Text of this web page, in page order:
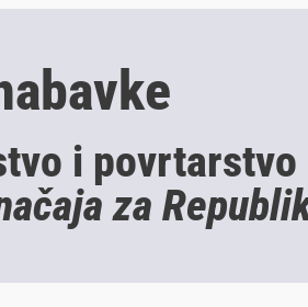
i povrtarstvo
za